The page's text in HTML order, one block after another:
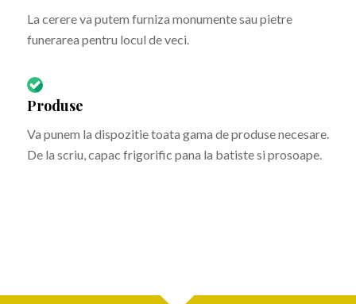
La cerere va putem furniza monumente sau pietre
funerarea pentru locul de veci.
Produse
Va punem la dispozitie toata gama de produse necesare.
De la scriu, capac frigorific pana la batiste si prosoape.